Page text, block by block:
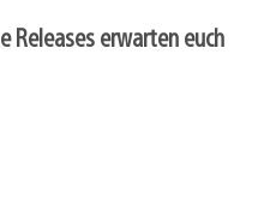
Releases erwarten euch